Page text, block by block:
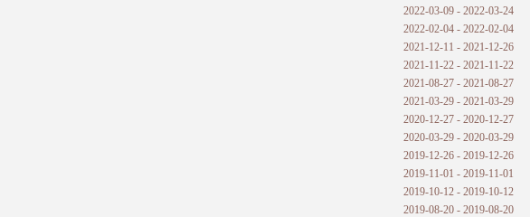
2022-03-09 - 2022-03-24
2022-02-04 - 2022-02-04
2021-12-11 - 2021-12-26
2021-11-22 - 2021-11-22
2021-08-27 - 2021-08-27
2021-03-29 - 2021-03-29
2020-12-27 - 2020-12-27
2020-03-29 - 2020-03-29
2019-12-26 - 2019-12-26
2019-11-01 - 2019-11-01
2019-10-12 - 2019-10-12
2019-08-20 - 2019-08-20